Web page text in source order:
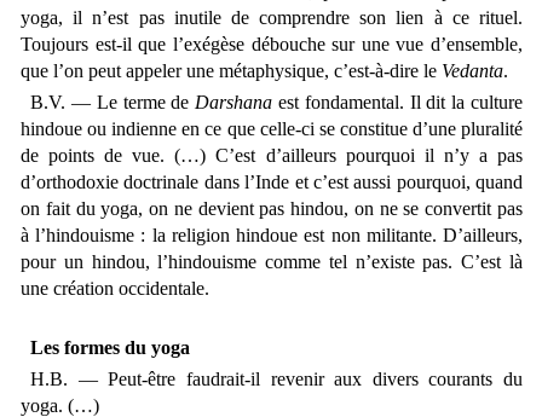
yoga, il n’est pas inutile de comprendre son lien à ce rituel.
Toujours est-il que l’exégèse débouche sur une vue d’ensemble,
que l’on peut appeler une métaphysique, c’est-à-dire le Vedanta.
B.V. — Le terme de Darshana est fondamental. Il dit la culture
hindoue ou indienne en ce que celle-ci se constitue d’une pluralité
de points de vue. (…) C’est d’ailleurs pourquoi il n’y a pas
d’orthodoxie doctrinale dans l’Inde et c’est aussi pourquoi, quand
on fait du yoga, on ne devient pas hindou, on ne se convertit pas
à l’hindouisme : la religion hindoue est non militante. D’ailleurs,
pour un hindou, l’hindouisme comme tel n’existe pas. C’est là
une création occidentale.
Les formes du yoga
H.B. — Peut-être faudrait-il revenir aux divers courants du
yoga. (…)